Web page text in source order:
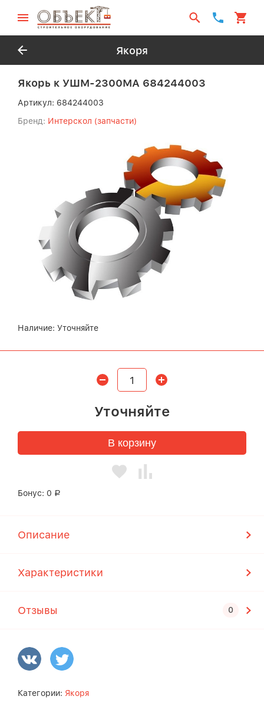
Якоря
Якорь к УШМ-2300МА 684244003
Артикул: 684244003
Бренд: Интерскол (запчасти)
Наличие: Уточняйте
Уточняйте
В корзину
Бонус: 0 Р
Описание
Характеристики
Отзывы
Категории: Якоря